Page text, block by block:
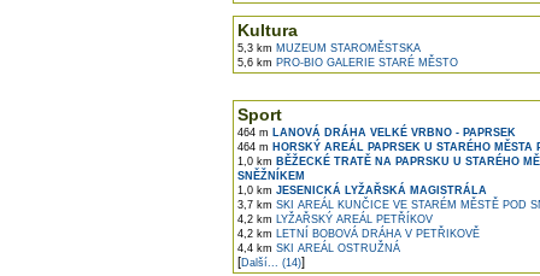
Kultura
5,3 km MUZEUM STAROMĚSTSKA
5,6 km PRO-BIO GALERIE STARÉ MĚSTO
Sport
464 m LANOVÁ DRÁHA VELKÉ VRBNO - PAPRSEK
464 m HORSKÝ AREÁL PAPRSEK U STARÉHO MĚSTA
1,0 km BĚŽECKÉ TRATĚ NA PAPRSKU U STARÉHO
SNĚŽNÍKEM
1,0 km JESENICKÁ LYŽAŘSKÁ MAGISTRÁLA
3,7 km SKI AREÁL KUNČICE VE STARÉM MĚSTĚ POD
4,2 km LYŽAŘSKÝ AREÁL PETŘÍKOV
4,2 km LETNÍ BOBOVÁ DRÁHA V PETŘIKOVĚ
4,4 km SKI AREÁL OSTRUŽNÁ
[Další... (14)]